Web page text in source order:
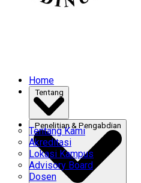
Home
Tentang Kami
Akreditasi
Lokasi Kampus
Advisory Board
Dosen